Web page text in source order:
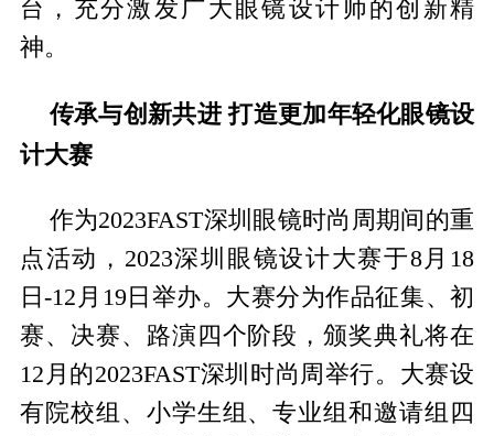
台，充分激发广大眼镜设计师的创新精
神。
传承与创新共进 打造更加年轻化眼镜设
计大赛
作为2023FAST深圳眼镜时尚周期间的重
点活动，2023深圳眼镜设计大赛于8月18
日-12月19日举办。大赛分为作品征集、初
赛、决赛、路演四个阶段，颁奖典礼将在
12月的2023FAST深圳时尚周举行。大赛设
有院校组、小学生组、专业组和邀请组四